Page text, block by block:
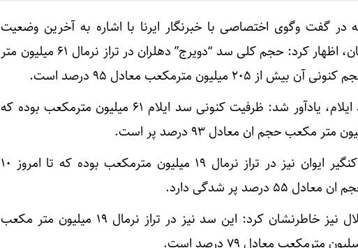
در گفت وگوی اختصاصی با خبرنگار ایرنا با اشاره به آخرین وضعیت
ذخایر آب سدهای چهارگانه استان، اظهار کرد: حجم کلی سد “دویرج” دهلران در تراز نرمال ۶۱ میلیون متر
مترمکعب معادل ۹۵ درصد است.
وی با اشاره به حجم کنونی سد ایلام، یادآور شد: ظرفیت کنونی سد ایلام ۶۱ میلیون مترمکعب بوده که
علیمرادی بیان کرد: حجم سد کنگیر ایوان نیز در تراز نرمال ۱۹ میلیون مترمکعب بوده که تا امروز ۱۰
وی در خصوص وضعیت سد گلال نیز خاطرنشان کرد: این سد نیز در تراز نرمال ۱۹ میلیون متر مکعب